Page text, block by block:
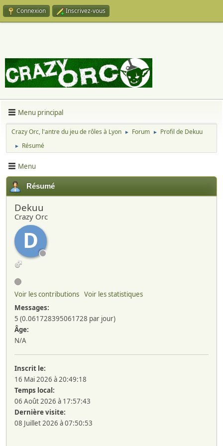
Connexion Inscrivez-vous
Menu principal
Crazy Orc, l'antre du jeu de rôles à Lyon ► Forum ► Profil de Dekuu
► Résumé
Menu
Résumé
Dekuu
Crazy Orc
D
Voir les contributions Voir les statistiques
Messages:
5 (0.061728395061728 par jour)
Âge:
N/A
Inscrit le:
16 Mai 2026 à 20:49:18
Temps local:
06 Août 2026 à 17:57:43
Dernière visite:
08 Juillet 2026 à 07:50:53